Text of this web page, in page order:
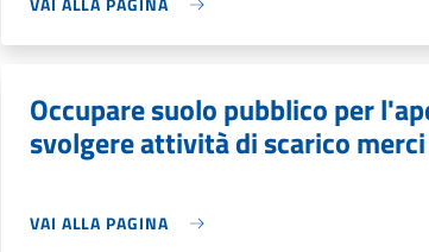
Occupare suolo pubblico per
svolgere attività di scarico
VAI ALLA PAGINA